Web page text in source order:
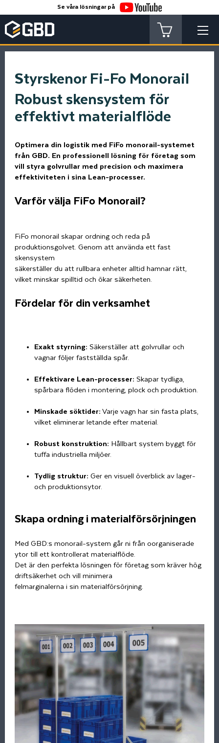
Se våra lösningar på
Styrskenor Fi-Fo Monorail
Robust skensystem för
effektivt materialflöde
Optimera din logistik med FiFo monorail-systemet
från GBD. En professionell lösning för företag som
vill styra golvrullar med precision och maximera
effektiviteten i sina Lean-processer.
Varför välja FiFo Monorail?
FiFo monorail skapar ordning och reda på
produktionsgolvet. Genom att använda ett fast
skensystem
säkerställer du att rullbara enheter alltid hamnar rätt,
vilket minskar spilltid och ökar säkerheten.
Fördelar för din verksamhet
Exakt styrning: Säkerställer att golvrullar och
vagnar följer fastställda spår.
Effektivare Lean-processer: Skapar tydliga,
spårbara flöden i montering, plock och produktion.
Minskade söktider: Varje vagn har sin fasta plats,
vilket eliminerar letande efter material.
Robust konstruktion: Hållbart system byggt för
tuffa industriella miljöer.
Tydlig struktur: Ger en visuell överblick av lager-
och produktionsytor.
Skapa ordning i materialförsörjningen
Med GBD:s monorail-system går ni från oorganiserade
ytor till ett kontrollerat materialflöde.
Det är den perfekta lösningen för företag som kräver hög
driftsäkerhet och vill minimera
felmarginalerna i sin materialförsörjning.